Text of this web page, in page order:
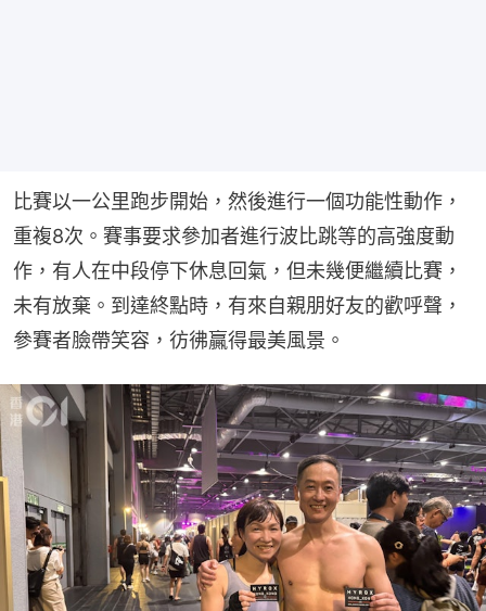
比賽以一公里跑步開始，然後進行一個功能性動作，
重複8次。賽事要求參加者進行波比跳等的高強度動
作，有人在中段停下休息回氣，但未幾便繼續比賽，
未有放棄。到達終點時，有來自親朋好友的歡呼聲，
參賽者臉帶笑容，彷彿贏得最美風景。